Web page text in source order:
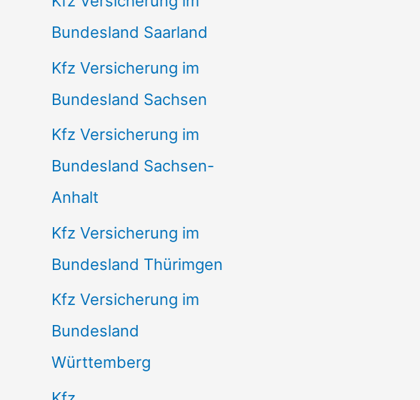
Bundesland Saarland
Kfz Versicherung im
Bundesland Sachsen
Kfz Versicherung im
Bundesland Sachsen-
Anhalt
Kfz Versicherung im
Bundesland Thürimgen
Kfz Versicherung im
Bundesland
Württemberg